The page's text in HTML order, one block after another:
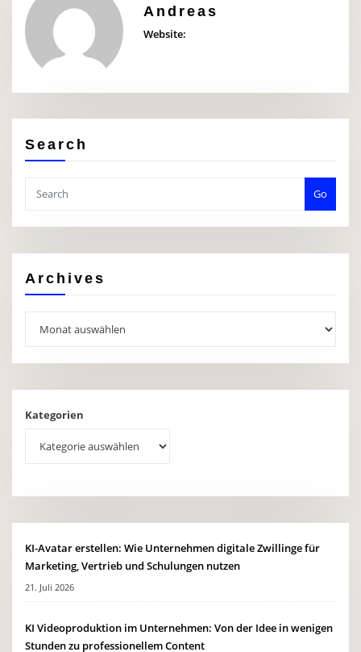
Andreas
Website:
Search
Go
Archives
Kategorien
KI-Avatar erstellen: Wie Unternehmen digitale Zwillinge für
Marketing, Vertrieb und Schulungen nutzen
21. Juli 2026
KI Videoproduktion im Unternehmen: Von der Idee in wenigen
Stunden zu professionellem Content